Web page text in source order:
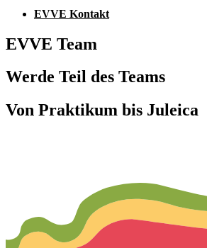
EVVE Kontakt
EVVE Team
Werde Teil des Teams
Von Praktikum bis Juleica